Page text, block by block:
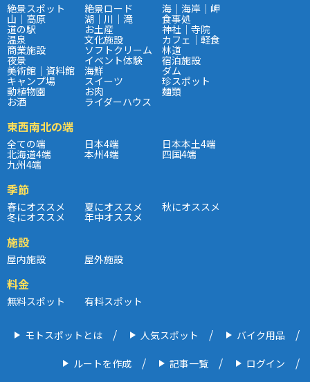
絶景スポット 絶景ロード 海｜海岸｜岬
山｜高原 湖｜川｜滝 食事処
道の駅 お土産 神社｜寺院
温泉 文化施設 カフェ｜軽食
商業施設 ソフトクリーム 林道
夜景 イベント体験 宿泊施設
美術館｜資料館 海鮮 ダム
キャンプ場 スイーツ 珍スポット
動植物園 お肉 麺類
お酒 ライダーハウス
東西南北の端
全ての端 日本4端 日本本土4端
北海道4端 本州4端 四国4端
九州4端
季節
春にオススメ 夏にオススメ 秋にオススメ
冬にオススメ 年中オススメ
施設
屋内施設 屋外施設
料金
無料スポット 有料スポット
モトスポットとは 人気スポット バイク用品
ルートを作成 記事一覧 ログイン